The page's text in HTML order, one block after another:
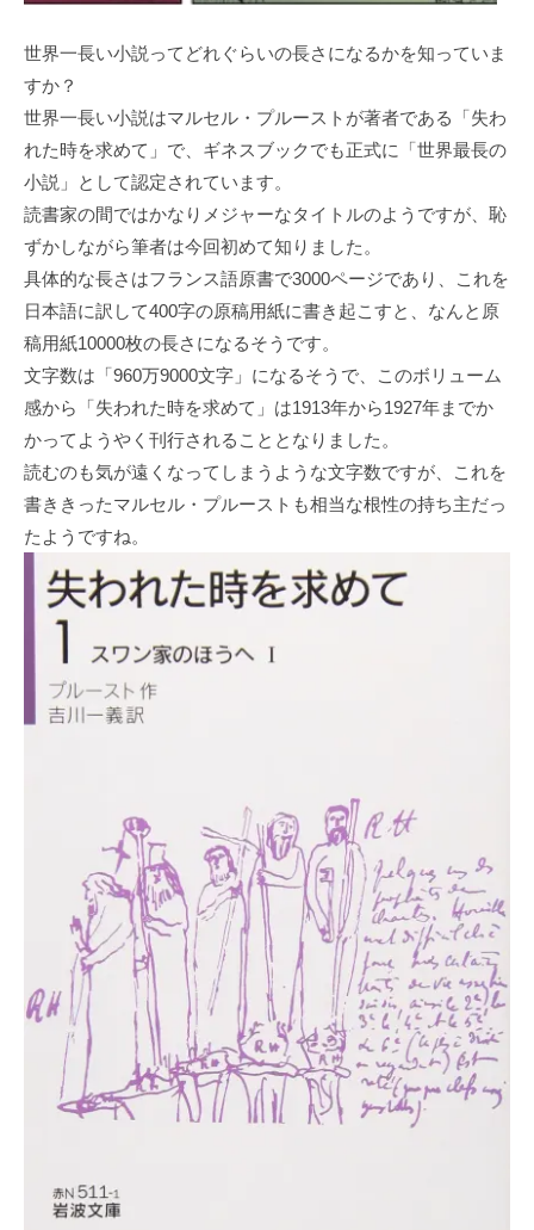
世界一長い小説ってどれぐらいの長さになるかを知っていま
すか？
世界一長い小説はマルセル・プルーストが著者である「失わ
れた時を求めて」で、ギネスブックでも正式に「世界最長の
小説」として認定されています。
読書家の間ではかなりメジャーなタイトルのようですが、恥
ずかしながら筆者は今回初めて知りました。
具体的な長さはフランス語原書で3000ページであり、これを
日本語に訳して400字の原稿用紙に書き起こすと、なんと原
稿用紙10000枚の長さになるそうです。
文字数は「960万9000文字」になるそうで、このボリューム
感から「失われた時を求めて」は1913年から1927年までか
かってようやく刊行されることとなりました。
読むのも気が遠くなってしまうような文字数ですが、これを
書ききったマルセル・プルーストも相当な根性の持ち主だっ
たようですね。